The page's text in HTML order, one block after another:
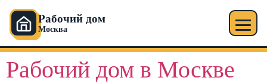
Рабочий дом
Москва
Рабочий дом в Москве